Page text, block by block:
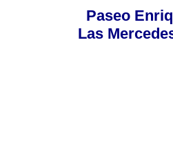
Paseo
Las